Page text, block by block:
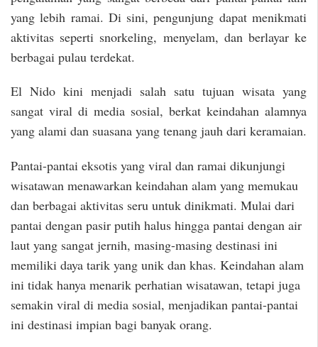
yang lebih ramai. Di sini, pengunjung dapat menikmati
aktivitas seperti snorkeling, menyelam, dan berlayar ke
berbagai pulau terdekat.
El Nido kini menjadi salah satu tujuan wisata yang
sangat viral di media sosial, berkat keindahan alamnya
yang alami dan suasana yang tenang jauh dari keramaian.
Pantai-pantai eksotis yang viral dan ramai dikunjungi
wisatawan menawarkan keindahan alam yang memukau
dan berbagai aktivitas seru untuk dinikmati. Mulai dari
pantai dengan pasir putih halus hingga pantai dengan air
laut yang sangat jernih, masing-masing destinasi ini
memiliki daya tarik yang unik dan khas. Keindahan alam
ini tidak hanya menarik perhatian wisatawan, tetapi juga
semakin viral di media sosial, menjadikan pantai-pantai
ini destinasi impian bagi banyak orang.